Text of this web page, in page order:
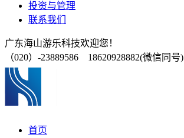
投资与管理
联系我们
广东海山游乐科技欢迎您！
（020）-23889586 18620928882(微信同号)
首页